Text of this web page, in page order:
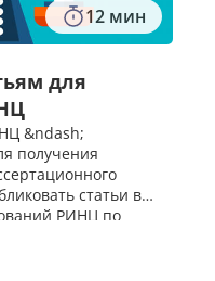
12 мин
для
&ndash;
получения
статьи в
РИНЦ по